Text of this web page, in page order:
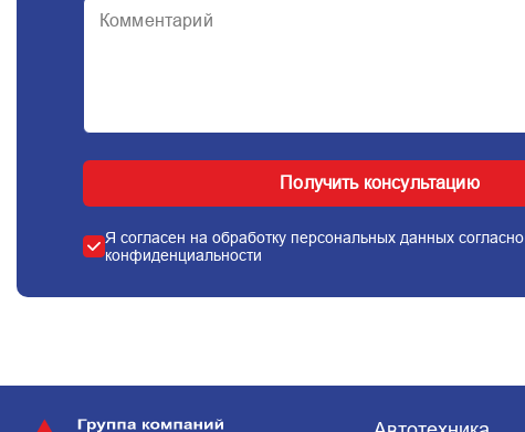
Получить консультацию
Я согласен на обработку персональных данных согласно
конфиденциальности